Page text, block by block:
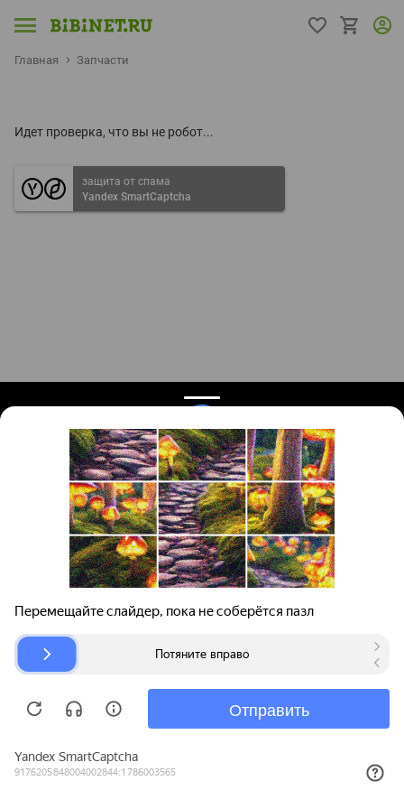
Главная Запчасти
Идет проверка, что вы не робот...
защита от спама
Yandex SmartCaptcha
Поиск запчастей
Для автокомпаний
Авторазборки
О проекте
Помощь
Карта сайта
© bibinet.ru - система поиска запчастей,
Copyright 2010-2026 Все права защищены